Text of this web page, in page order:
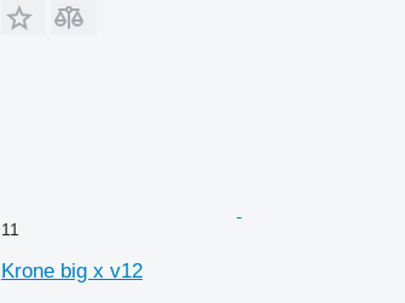
11
Krone big x v12